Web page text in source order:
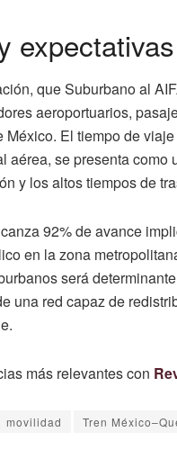
que Suburbano al
aeroportuarios,
El tiempo de
aérea, se presenta
y los altos tiempos de
92% de avance
en la zona
será
una red capaz de
más relevantes con
movilidad Tren